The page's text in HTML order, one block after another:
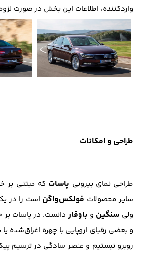
وارد‌کننده، اطلاعات این بخش در صورت
طراحی و امکانات
طراحی نمای بیرونی پاسات که مبتنی
سایر محصولات فولکس‌واگن است را در
ولی سنگین و باوقاردانست. در پاسات بر
و بعضی رقبای اروپایی با چهره اغراق‌شده
روبرو نیستیم و عنصر سادگی در ترسیم